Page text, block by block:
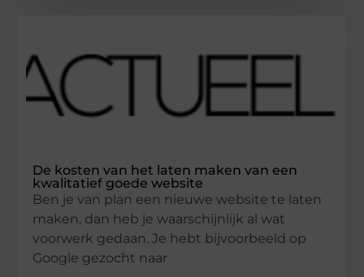
De kosten van het laten maken van een
kwalitatief goede website
Ben je van plan een nieuwe website te laten
maken, dan heb je waarschijnlijk al wat
voorwerk gedaan. Je hebt bijvoorbeeld op
Google gezocht naar